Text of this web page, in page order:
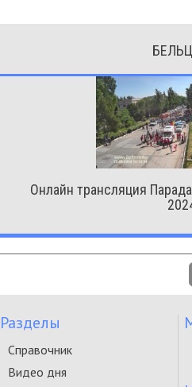
Онлайн трансляция
Разделы
Справочник
Видео дня